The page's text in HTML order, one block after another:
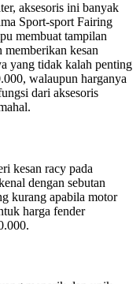
aksesoris ini banyak
Sport-sport Fairing
membuat tampilan
kesan
yang tidak kalah penting
walaupun harganya
dari aksesoris
kesan racy pada
dengan sebutan
kurang apabila motor
harga fender